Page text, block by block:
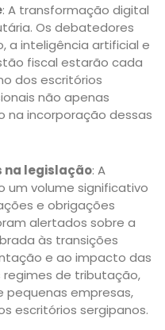
: A transformação digital
Os debatedores
a inteligência artificial e
fiscal estarão cada
dos escritórios
não apenas
incorporação dessas
na legislação: A
um volume significativo
e obrigações
alertados sobre a
às transições
e ao impacto das
de tributação,
pequenas empresas,
escritórios sergipanos.